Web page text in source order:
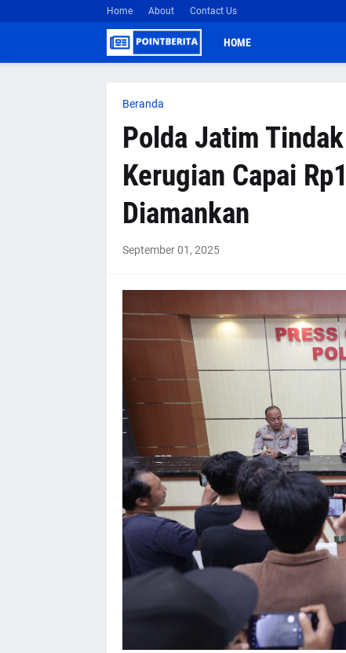
Home About Contact Us
HOME
Beranda
Polda Jatim
Kerugian Capai
Diamankan
September 01, 2025